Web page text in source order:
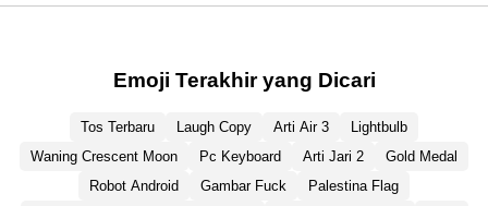
Emoji Terakhir yang Dicari
Tos Terbaru Laugh Copy Arti Air 3
Lightbulb
Waning Crescent Moon
Pc Keyboard Arti Jari 2
Gold Medal
Robot Android
Gambar Fuck
Palestina Flag